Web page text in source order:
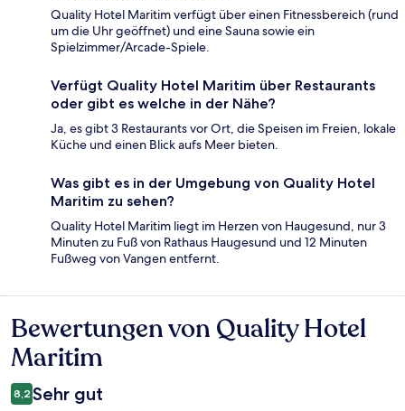
Quality Hotel Maritim verfügt über einen Fitnessbereich (rund
um die Uhr geöffnet) und eine Sauna sowie ein
Spielzimmer/Arcade-Spiele.
Verfügt Quality Hotel Maritim über Restaurants
oder gibt es welche in der Nähe?
Ja, es gibt 3 Restaurants vor Ort, die Speisen im Freien, lokale
Küche und einen Blick aufs Meer bieten.
Was gibt es in der Umgebung von Quality Hotel
Maritim zu sehen?
Quality Hotel Maritim liegt im Herzen von Haugesund, nur 3
Minuten zu Fuß von Rathaus Haugesund und 12 Minuten
Fußweg von Vangen entfernt.
Bewertungen
Bewertungen von Quality Hotel
Maritim
8,2 Sehr gut